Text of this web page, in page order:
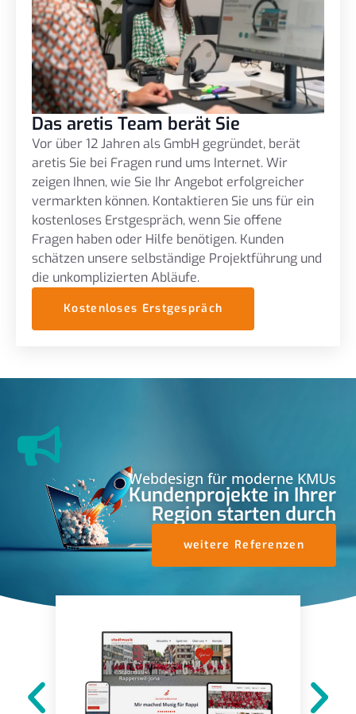
Das aretis Team berät Sie
Vor über 12 Jahren als GmbH gegründet, berät
aretis Sie bei Fragen rund ums Internet. Wir
zeigen Ihnen, wie Sie Ihr Angebot erfolgreicher
vermarkten können. Kontaktieren Sie uns für ein
kostenloses Erstgespräch, wenn Sie offene
Fragen haben oder Hilfe benötigen. Kunden
schätzen unsere selbständige Projektführung und
die unkomplizierten Abläufe.
Kostenloses Erstgespräch
Webdesign für moderne KMUs
Kundenprojekte in Ihrer
Region starten durch
weitere Referenzen